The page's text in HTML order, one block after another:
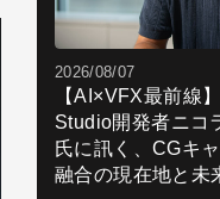
2026/08/07
【AI×VFX最前線
Studio開発者ニコ
氏に訊く、CGキ
融合の現在地と未